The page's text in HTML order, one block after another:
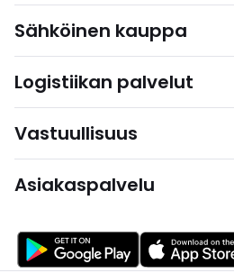
Sähköinen kauppa
Logistiikan palvelut
Vastuullisuus
Asiakaspalvelu